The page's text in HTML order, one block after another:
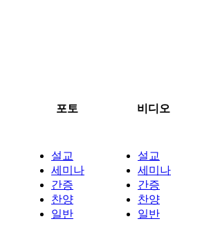
포토 비디오
설교
세미나
간증
찬양
일반
설교
세미나
간증
찬양
일반